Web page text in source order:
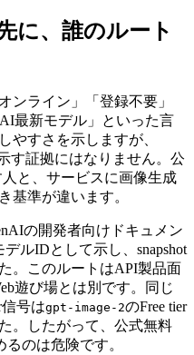
に、誰のルート
ンライン」「登録不要」
最新モデル」といった言
やすさを示しますが、
す証拠にはなりません。公
と、サービスに画像生成
基準が違います。
の開発者向けドキュメン
ルIDとして示し、snapshot
。このルートはAPI製品面
遊び場とは別です。同じ
号はgpt-image-2のFree tier
。したがって、公式無料
のは危険です。